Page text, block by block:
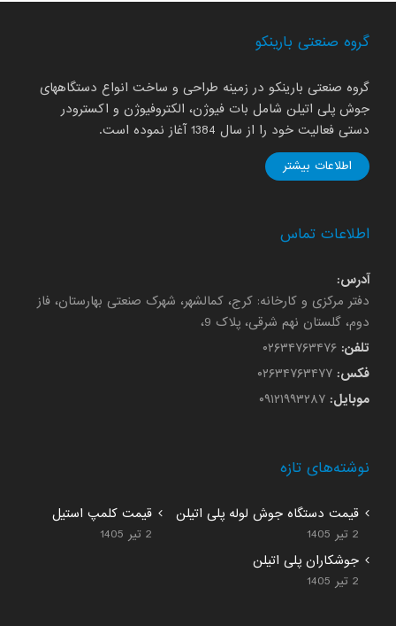
گروه صنعتی بارینکو
گروه صنعتی بارینکو در زمینه طراحی و ساخت انواع دستگاههای
جوش پلی اتیلن شامل بات فیوژن، الکتروفیوژن و اکسترودر
دستی فعالیت خود را از سال 1384 آغاز نموده است.
اطلاعات بیشتر
اطلاعات تماس
آدرس:
دفتر مرکزی و کارخانه: کرج، کمالشهر، شهرک صنعتی بهارستان، فاز
دوم، گلستان نهم شرقی، پلاک 9،
تلفن: ۰۲۶۳۴۷۶۳۴۷۶
فکس: ۰۲۶۳۴۷۶۳۴۷۷
موبایل: ۰۹۱۲۱۹۹۳۲۸۷
نوشته‌های تازه
قیمت دستگاه جوش لوله پلی اتیلن
2 تیر 1405
قیمت کلمپ استیل
2 تیر 1405
جوشکاران پلی اتیلن
2 تیر 1405